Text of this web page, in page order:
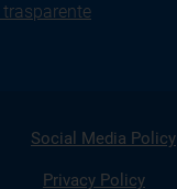
Social Media Policy
Privacy Policy